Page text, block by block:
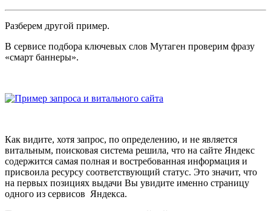
Разберем другой пример.
В сервисе подбора ключевых слов Мутаген проверим фразу
«смарт баннеры».
Как видите, хотя запрос, по определению, и не является
витальным, поисковая система решила, что на сайте Яндекс
содержится самая полная и востребованная информация и
присвоила ресурсу соответствующий статус. Это значит, что
на первых позициях выдачи Вы увидите именно страницу
одного из сервисов Яндекса.